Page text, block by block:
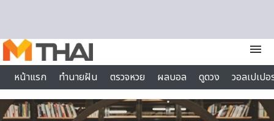
menu
หน้าแรก
ทำนายฝัน ตรวจหวย ผลบอล ดูดวง
วอลเปเป
ไลฟ์สไตล์